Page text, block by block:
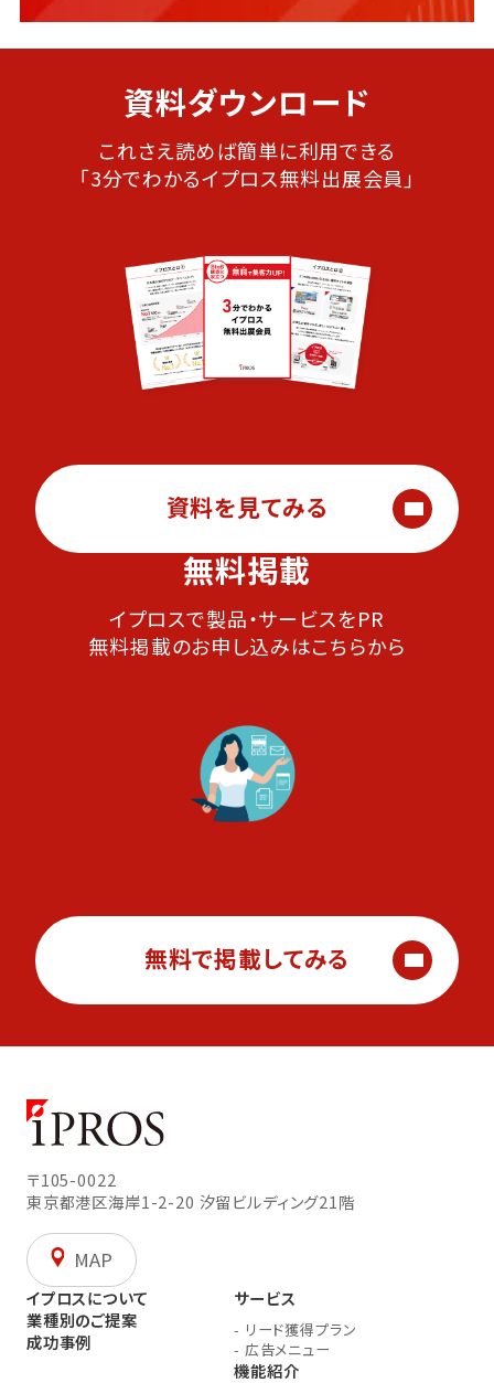
資料ダウンロード
これさえ読めば簡単に利用できる
「3分でわかるイプロス無料出展会員」
資料を見てみる
無料掲載
イプロスで製品・サービスをPR
無料掲載のお申し込みはこちらから
無料で掲載してみる
〒105-0022
東京都港区海岸1-2-20 汐留ビルディング21階
MAP
イプロスについて
業種別のご提案
成功事例
サービス
- リード獲得プラン
- 広告メニュー
機能紹介